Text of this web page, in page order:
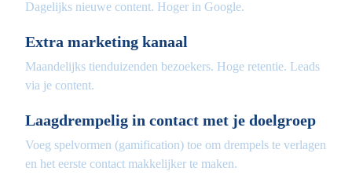
Dagelijks nieuwe content. Hoger in Google.
Extra marketing kanaal
Maandelijks tienduizenden bezoekers. Hoge retentie. Leads
via je content.
Laagdrempelig in contact met je doelgroep
Voeg spelvormen (gamification) toe om drempels te verlagen
en het eerste contact makkelijker te maken.